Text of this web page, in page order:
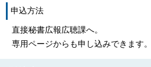
申込方法
直接秘書広報広聴課へ。
専用ページからも申し込みできます。